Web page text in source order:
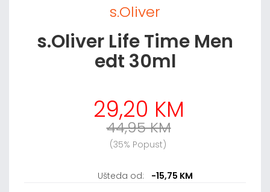
s.Oliver
s.Oliver Life Time Men
edt 30ml
29,20 KM
44,95 KM
(35% Popust)
Ušteda od: -15,75 KM